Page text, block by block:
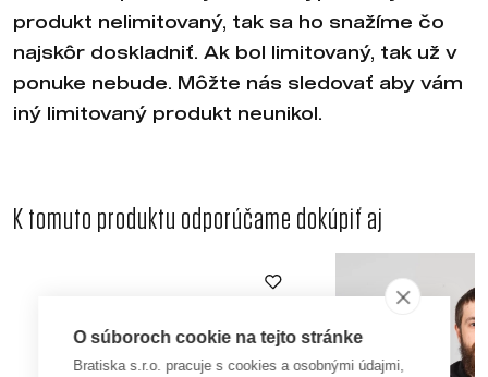
produkt nelimitovaný, tak sa ho snažíme čo
najskôr doskladniť. Ak bol limitovaný, tak už v
ponuke nebude. Môžte nás sledovať aby vám
iný limitovaný produkt neunikol.
K tomuto produktu odporúčame dokúpiť aj
O súboroch cookie na tejto stránke
Bratiska s.r.o. pracuje s cookies a osobnými údajmi,